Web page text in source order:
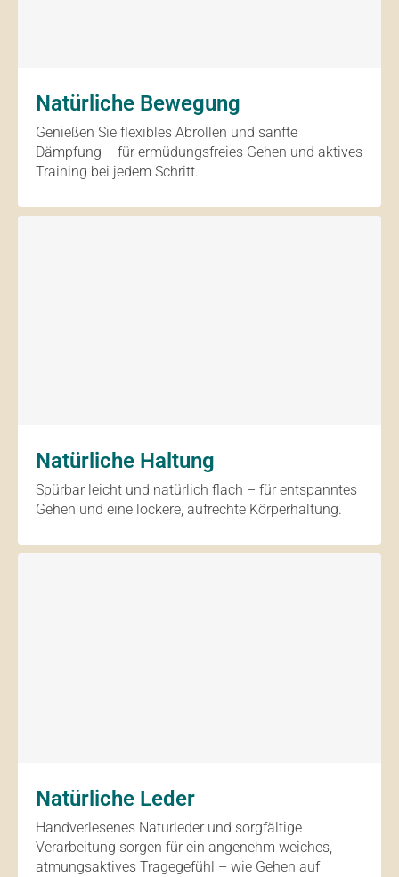
Natürliche Bewegung
Genießen Sie flexibles Abrollen und sanfte
Dämpfung – für ermüdungsfreies Gehen und aktives
Training bei jedem Schritt.
Natürliche Haltung
Spürbar leicht und natürlich flach – für entspanntes
Gehen und eine lockere, aufrechte Körperhaltung.
Natürliche Leder
Handverlesenes Naturleder und sorgfältige
Verarbeitung sorgen für ein angenehm weiches,
atmungsaktives Tragegefühl – wie Gehen auf